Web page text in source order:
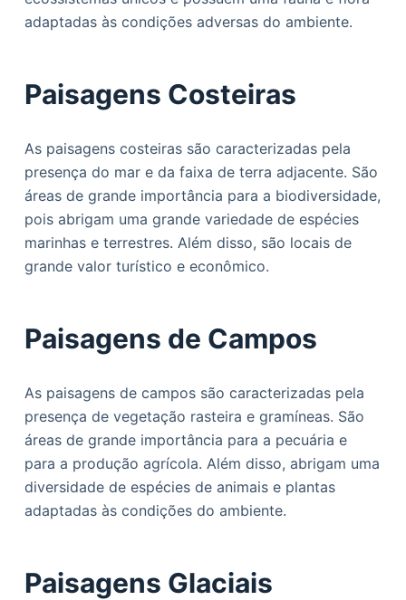
adaptadas às condições adversas do ambiente.
Paisagens Costeiras
As paisagens costeiras são caracterizadas pela
presença do mar e da faixa de terra adjacente. São
áreas de grande importância para a biodiversidade,
pois abrigam uma grande variedade de espécies
marinhas e terrestres. Além disso, são locais de
grande valor turístico e econômico.
Paisagens de Campos
As paisagens de campos são caracterizadas pela
presença de vegetação rasteira e gramíneas. São
áreas de grande importância para a pecuária e
para a produção agrícola. Além disso, abrigam uma
diversidade de espécies de animais e plantas
adaptadas às condições do ambiente.
Paisagens Glaciais